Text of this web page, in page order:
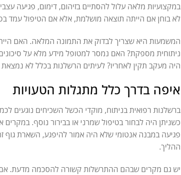
במקצועיות מלאה עלול להסתיים בזיהום, דימום, פגיעה
לא בוחן אם הייתה תוצאה מושלמת, אלא אם הטיפול עמד
המשמעות היא שצריך לבדוק את התמונה המלאה. האם
ניתוחית מספקת? האם נמסר למטופל מידע מלא על
היה מעקב תקין לאחריו? לעיתים הרשלנות בכלל לא
איפה בדרך כלל מתגלות הטעויות
ברשלנות רפואית בניתוח, מוקדי הכשל השכיחים נוגעים
כשניתן היה לבחור בטיפול שמרני או בבירור נוסף.
פגיעה במבנה אנטומי שלא היה אמור להיפגע, השארת גוף
ההליך.
יש גם מקרים שבהם ההתרשלות קשורה להסכמה מדעת. אם